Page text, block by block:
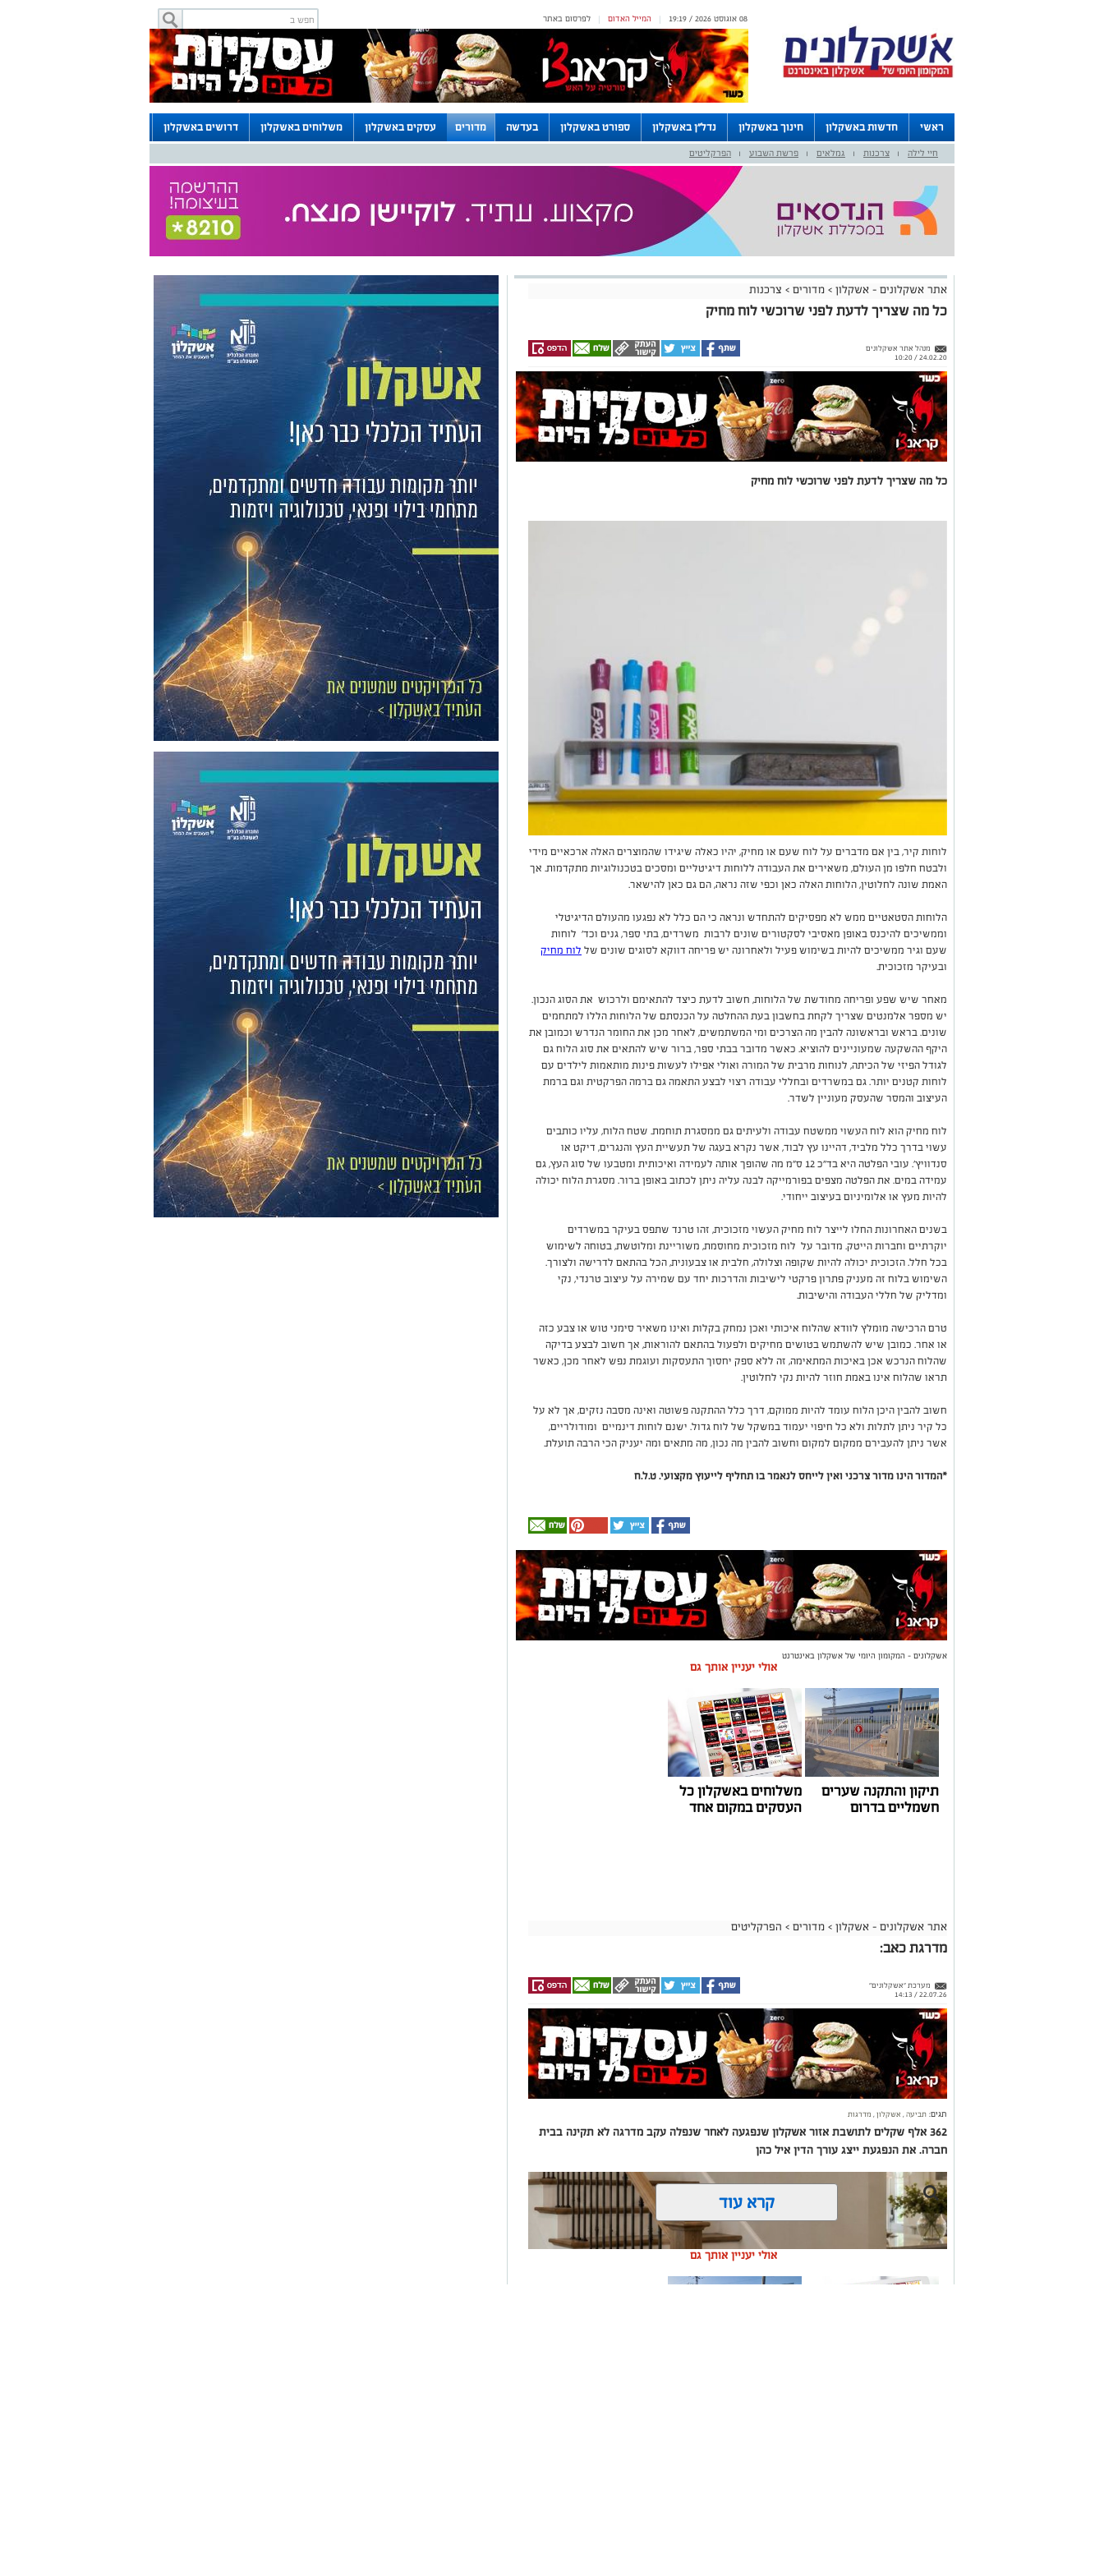
לפרסום באתר | המייל האדום | 08 אוגוסט 2026 / 19:19
ראשי חדשות באשקלון חינוך באשקלון נדל"ן באשקלון ספורט באשקלון בעדשה מדורים עסקים באשקלון משלוחים באשקלון דרושים באשקלון
לוחות
חיי לילה | צרכנות | גמלאים | פרשת השבוע | הפרקליטים
אתר אשקלונים - אשקלון > מדורים > צרכנות
כל מה שצריך לדעת לפני שרוכשי לוח מחיק
מנהל אתר אשקלונים
24.02.20 / 10:20
כל מה שצריך לדעת לפני שרוכשי לוח מחיק
לוחות קיר, בין אם מדברים על לוח שעם או מחיק, יהיו כאלה שיגידו שהמוצרים האלה ארכאיים מידי
ולבטח חלפו מן העולם, משאירים את העבודה ללוחות דיגיטליים ומסכים בטכנולוגיות מתקדמות. אך
האמת שונה לחלוטין, הלוחות האלה כאן וכפי שזה נראה, הם גם כאן להישאר.
הלוחות הסטאטיים ממש לא מפסיקים להתחדש ונראה כי הם כלל לא נפגעו מהעולם הדיגיטלי
וממשיכים להיכנס באופן מאסיבי לסקטורים שונים לרבות משרדים, בתי ספר, גנים וכד' לוחות
שעם וגיר ממשיכים להיות בשימוש פעיל ולאחרונה יש פריחה דווקא לסוגים שונים של לוח מחיק
ובעיקר מזכוכית.
מאחר שיש שפע ופריחה מחודשת של הלוחות, חשוב לדעת כיצד להתאימם ולרכוש את הסוג הנכון.
יש מספר אלמנטים שצריך לקחת בחשבון בעת ההחלטה על הכנסתם של הלוחות הללו למתחמים
שונים. בראש ובראשונה להבין מה הצרכים ומי המשתמשים, לאחר מכן את החומר הנדרש וכמובן את
היקף ההשקעה שמעוניינים להוציא. כאשר מדובר בבתי ספר, ברור שיש להתאים את סוג הלוח גם
לגודל הפיזי של הכיתה, לנוחות מרבית של המורה ואולי אפילו לעשות פינות מותאמות לילדים עם
לוחות קטנים יותר. גם במשרדים ובחללי עבודה רצוי לבצע התאמה גם ברמה הפרקטית וגם ברמת
העיצוב והמסר שהעסק מעוניין לשדר.
לוח מחיק הוא לוח העשוי ממשטח עבודה ולעיתים גם ממסגרת תוחמת. שטח הלוח, עליו כותבים
עשוי בדרך כלל מלביד, דהיינו עץ לבוד, אשר נקרא בעגה של תעשיית העץ והנגרים, דיקט או
סנדוויץ'
. עובי הפלטה היא בד"כ 12 ס"מ מה שהופך אותה לעמידה ואיכותית ומטבעו של סוג העץ, גם
עמידה במים. את הפלטה מצפים בפורמייקה לבנה עליה ניתן לכתוב באופן ברור. מסגרת הלוח יכולה
להיות מעץ או אלומיניום בעיצוב ייחודי.
בשנים האחרונות החלו לייצר לוח מחיק העשוי מזכוכית, זהו טרנד שתפס בעיקר במשרדים
יוקרתיים וחברות הייטק. מדובר על לוח מזכוכית מחוסמת, משוריינת ומלוטשת, בטוחה לשימוש
בכל חלל. הזכוכית יכולה להיות שקופה וצלולה, חלבית או צבעונית, הכל בהתאם לדרישה ולצורך.
השימוש בלוח זה מעניק פתרון פרקטי לישיבות והדרכות יחד עם שמירה על עיצוב טרנדי, נקי
ומדליק של חללי העבודה והישיבות.
טרם הרכישה מומלץ לוודא שהלוח איכותי ואכן נמחק בקלות ואינו משאיר סימני טוש או צבע כזה
או אחר. כמובן שיש להשתמש בטושים מחיקים ולפעול בהתאם להוראות, אך חשוב לבצע בדיקה
שהלוח הנרכש אכן באיכות המתאימה, זה ללא ספק יחסוך התעסקות ועוגמת נפש לאחר מכן, כאשר
תראו שהלוח אינו באמת חוזר להיות נקי לחלוטין.
חשוב להבין היכן הלוח עומד להיות ממוקם, דרך כלל ההתקנה פשוטה ואינה מסבה נזקים, אך לא על
כל קיר ניתן לתלות ולא כל חיפוי יעמוד במשקל של לוח גדול. ישנם לוחות דינמיים ומודולריים,
אשר ניתן להעבירם ממקום למקום וחשוב להבין מה נכון, מה מתאים ומה יעניק הכי הרבה תועלת.
*המדור הינו מדור צרכני ואין לייחס לנאמר בו תחליף לייעוץ מקצועי. ט.ל.ח
אשקלונים - המקומון היומי של אשקלון באינטרנט
אולי יעניין אותך גם
תיקון והתקנה שערים
חשמליים בדרום
משלוחים באשקלון כל
העסקים במקום אחד
אתר אשקלונים - אשקלון > מדורים > הפרקליטים
מדרגת כאב:
מערכת "אשקלונים"
22.07.26 / 14:13
תגים: תביעה, אשקלון, מדרגות
362 אלף שקלים לתושבת אזור אשקלון שנפגעה לאחר שנפלה עקב מדרגה לא תקינה בבית
חברה. את הנפגעת ייצג עורך הדין איל כהן
קרא עוד
אולי יעניין אותך גם